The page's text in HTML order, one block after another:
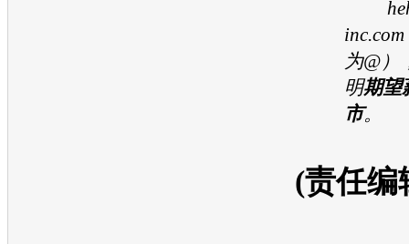
为@）
明期望
市。
(责任编